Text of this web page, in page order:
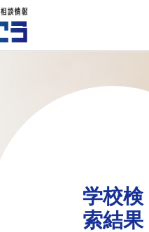
学校検
索結果